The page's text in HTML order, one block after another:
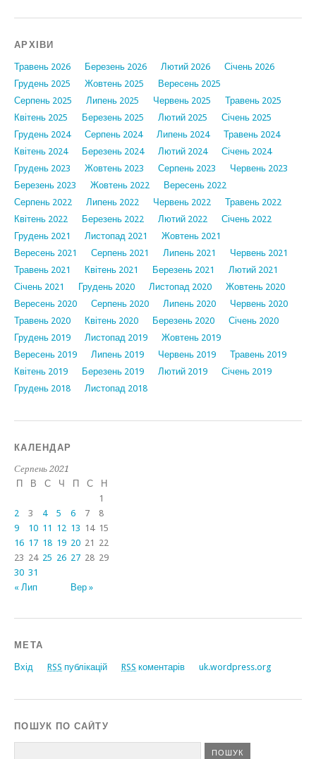
АРХІВИ
Травень 2026 Березень 2026 Лютий 2026
Січень 2026
Грудень 2025
Жовтень 2025
Вересень 2025
Серпень 2025
Липень 2025 Червень 2025
Травень 2025
Квітень 2025
Березень 2025 Лютий 2025
Січень 2025
Грудень 2024
Серпень 2024 Липень 2024
Травень 2024
Квітень 2024
Березень 2024 Лютий 2024
Січень 2024
Грудень 2023
Жовтень 2023 Серпень 2023
Червень 2023
Березень 2023
Жовтень 2022
Вересень 2022
Серпень 2022
Липень 2022 Червень 2022
Травень 2022
Квітень 2022
Березень 2022 Лютий 2022
Січень 2022
Грудень 2021
Листопад 2021
Жовтень 2021
Вересень 2021
Серпень 2021 Липень 2021
Червень 2021
Травень 2021
Квітень 2021 Березень 2021
Лютий 2021
Січень 2021
Грудень 2020 Листопад 2020
Жовтень 2020
Вересень 2020
Серпень 2020 Липень 2020
Червень 2020
Травень 2020
Квітень 2020 Березень 2020
Січень 2020
Грудень 2019
Листопад 2019
Жовтень 2019
Вересень 2019
Липень 2019 Червень 2019
Травень 2019
Квітень 2019
Березень 2019 Лютий 2019
Січень 2019
Грудень 2018
Листопад 2018
КАЛЕНДАР
Серпень 2021
П
В С Ч П С Н
« Лип Вер »
1
2
3 4 5 6 7
8
9
10 11 12 13 14 15
16 17 18 19 20 21 22
23 24 25 26 27 28 29
30 31
МЕТА
Вхід RSS публікацій RSS коментарів uk.wordpress.org
ПОШУК ПО САЙТУ